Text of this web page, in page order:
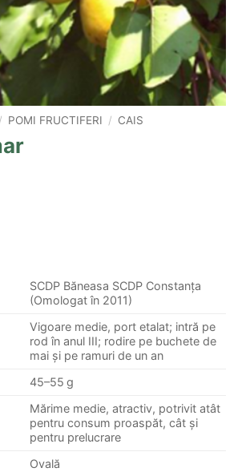
/ POMI FRUCTIFERI / CAIS
SCDP Băneasa SCDP Constanța
(Omologat în 2011)
Vigoare medie, port etalat; intră pe
rod în anul III; rodire pe buchete de
mai şi pe ramuri de un an
45–55 g
Mărime medie, atractiv, potrivit atât
pentru consum proaspăt, cât și
pentru prelucrare
Ovală